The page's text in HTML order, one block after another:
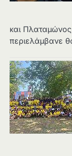
και
περιελάμβανε